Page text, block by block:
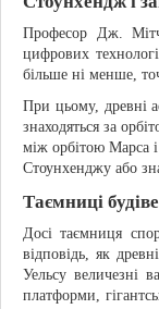
Професор Дж.
цифрових
більше ні менше,
При цьому, древні
знаходяться за
між орбітою Марса
Стоунхенджу або
Таємниці
Досі таємниця
відповідь, як
Уельсу величезні
платформи,